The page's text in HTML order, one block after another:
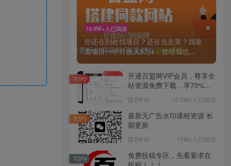
15.9W+人已阅读
你还在到处找项目？还在当韭菜？我靠
卖项目一个月收入5万+，曾经我也...
开通百盟网VIP会员，尊享全
站资源免费下载，享70%的
惠】2年前 15.5W+人已阅读
TOP2
最新无广告水印课程资源 长
期更新
2年前 10W+人已阅读
TOP3
免费投稿专区，先看要求在
TOP4